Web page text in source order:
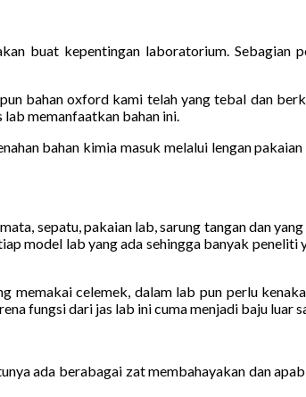
buat kepentingan laboratorium. Sebagian
bahan oxford kami telah yang tebal dan
memanfaatkan bahan ini.
bahan kimia masuk melalui lengan
sepatu, pakaian lab, sarung tangan dan
model lab yang ada sehingga banyak
celemek, dalam lab pun perlu
fungsi dari jas lab ini cuma menjadi baju luar
ada berabagai zat membahayakan dan